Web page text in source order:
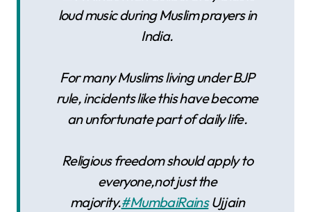
loud music during Muslim prayers in
India.
For many Muslims living under BJP
rule, incidents like this have become
an unfortunate part of daily life.
Religious freedom should apply to
everyone,not just the
majority.#MumbaiRainsUjjain